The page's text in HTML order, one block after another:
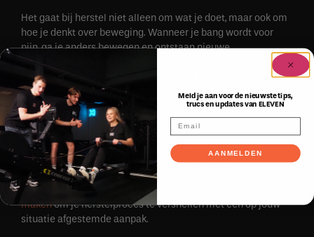
Het gaat bij herstel niet alleen om wat je doet, maar ook om
hoe je denkt over beweging. Wanneer je bang wordt voor
pijn, ga je anders bewegen en ontstaan nieuwe
compensatiepatronen. Leer je lichaam weer vertrouwen
door geleidelijk op te bouwen en positieve ervaringen te
creëren met bewegen.
Wil je weten hoe je jouw specifieke situatie het beste kunt
aanpakken? Als
je pijn hebt
en niet precies weet waar je
moet beginnen, kan een grondige analyse van je
bewegingspatronen helpen om de exacte oorzaak te vinden.
Zo werk je niet alleen aan je symptomen, maar pak je het
probleem bij de wortel aan. Je kunt ook direct
makenom je herstelproces te versnellen met een op jouw
situatie afgestemde aanpak.
Meld je aan voor de nieuwste tips,
trucs en updates van ELEVEN
AANMELDEN